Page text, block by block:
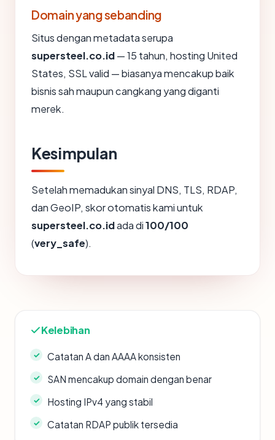
Domain yang sebanding
Situs dengan metadata serupa
supersteel.co.id— 15 tahun, hosting United
States, SSL valid — biasanya mencakup baik
bisnis sah maupun cangkang yang diganti
merek.
Kesimpulan
Setelah memadukan sinyal DNS, TLS, RDAP,
dan GeoIP, skor otomatis kami untuk
supersteel.co.idada di100/100
(very_safe).
Kelebihan
Catatan A dan AAAA konsisten
SAN mencakup domain dengan benar
Hosting IPv4 yang stabil
Catatan RDAP publik tersedia